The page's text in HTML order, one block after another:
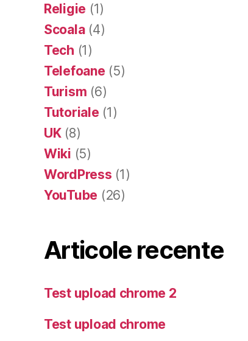
Religie (1)
Scoala(4)
Tech (1)
Telefoane (5)
Turism (6)
Tutoriale (1)
UK(8)
Wiki (5)
WordPress (1)
YouTube (26)
Articole recente
Test upload chrome 2
Test upload chrome